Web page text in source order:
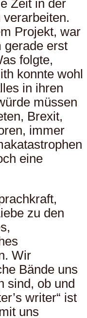
Zeit in der
Projekt, war
gerade erst
folgte,
konnte wohl
in ihren
müssen
Brexit,
immer
eine
zu den
Wir
Bände uns
sind, ob und
writer“ ist
uns